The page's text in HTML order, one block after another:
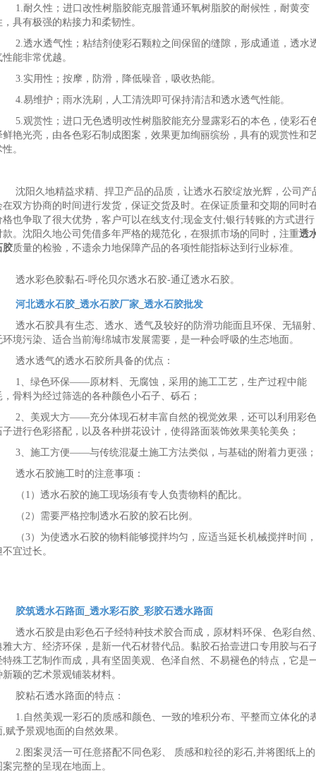
1.耐久性；进口改性树脂胶能克服普通环氧树脂胶的耐候性，耐黄变
，具有极强的粘接力和柔韧性。
2.透水透气性；粘结剂使彩石颗粒之间保留的缝隙，形成通道，透水
性能非常优越。
3.实用性；按摩，防滑，降低噪音，吸收热能。
4.易维护；雨水洗刷，人工清洗即可保持清洁和透水透气性能。
5.观赏性；进口无色透明改性树脂胶能充分显露彩石的本色，使彩石
鲜艳光亮，由各色彩石制成图案，效果更加绚丽缤纷，具有的观赏性和
。
沈阳久地精益求精、捍卫产品的品质，让透水石胶绽放光辉，公司产
在双方协商的时间进行发货，保证交货及时。在保证质量和交期的同时
格也争取了很大优势，客户可以在线支付;现金支付;银行转账的方式进行
款。沈阳久地公司凭借多年严格的规范化，在狠抓市场的同时，注重透
胶质量的检验，不遗余力地保障产品的各项性能指标达到行业标准。
透水彩色胶黏石-呼伦贝尔透水石胶-通辽透水石胶。
河北透水石胶_ 透水石胶厂家_ 透水石胶批发
透水石胶具有生态、透水、透气及较好的防滑功能面且环保、无辐射
环境污染、适合当前海绵城市发展需要，是一种会呼吸的生态地面。
透水透气的透水石胶所具备的优点：
1、绿色环保——原材料、无腐蚀，采用的施工工艺，生产过程中能
，骨料为经过筛选的各种颜色小石子、砾石；
2、美观大方——充分体现石材丰富自然的视觉效果，还可以利用彩色
子进行色彩搭配，以及各种拼花设计，使得路面装饰效果美轮美奂；
3、施工方便——与传统混凝土施工方法类似，与基础的附着力更强；
透水石胶施工时的注意事项：
（1）透水石胶的施工现场须有专人负责物料的配比。
（2）需要严格控制透水石胶的胶石比例。
（3）为使透水石胶的物料能够搅拌均匀，应适当延长机械搅拌时间，
宜过长。
胶筑透水石路面 透水彩石胶_ 彩胶石透水路面
透水石胶是由彩色石子经特种技术胶合而成，原材料环保、色彩自然
雅大方、经济环保，是新一代石材替代品。黏胶石拾壹进口专用胶与石
特殊工艺制作而成，具有坚固美观、色泽自然、不易褪色的特点，它是
新颖的艺术景观铺装材料。
胶粘石透水路面的特点：
1.自然美观一彩石的质感和颜色、一致的堆积分布、平整而立体化的
,赋予景观地面的自然效果。
2.图案灵活一可任意搭配不同色彩、 质感和粒径的彩石,并将图纸上的
案完整的呈现在地面上。